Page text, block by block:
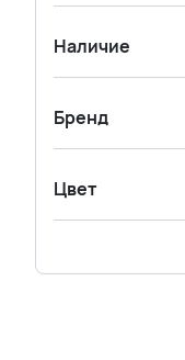
Наличие
Бренд
Цвет